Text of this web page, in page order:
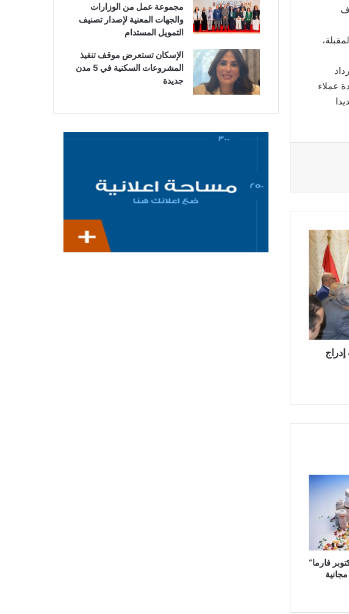
المقبلة،
عملاء
جديدا
فارما”
مجموعة عمل من الوزارات
والجهات المعنية لإصدار تصنيف
التمويل المستدام
الإسكان تستعرض موقف تنفيذ
المشروعات السكنية في 5 مدن
جديدة